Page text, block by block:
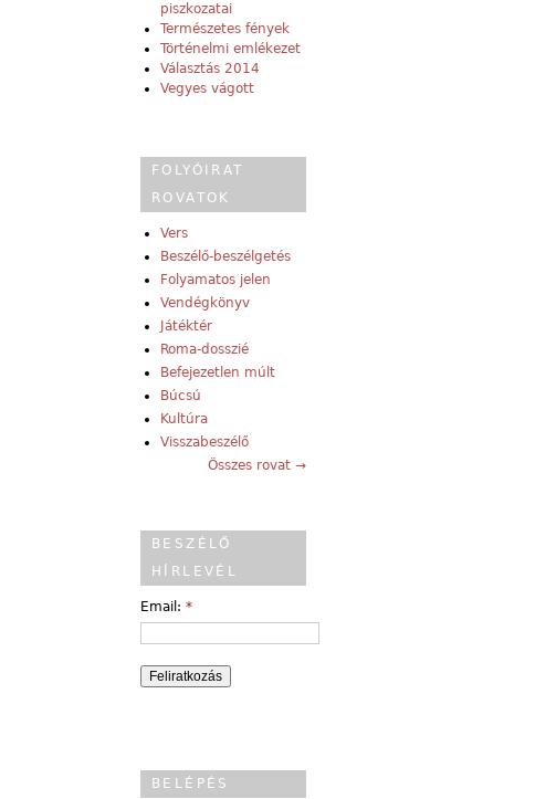
piszkozatai
Természetes fények
Történelmi emlékezet
Választás 2014
Vegyes vágott
FOLYÓIRAT
ROVATOK
Vers
Beszélő-beszélgetés
Folyamatos jelen
Vendégkönyv
Játéktér
Roma-dosszié
Befejezetlen múlt
Búcsú
Kultúra
Visszabeszélő
Összes rovat →
BESZÉLŐ
HÍRLEVÉL
Email: *
BELÉPÉS